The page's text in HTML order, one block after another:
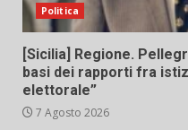
Politica
[Sicilia] Regione.
basi dei rapporti fra
elettorale”
7 Agosto 2026